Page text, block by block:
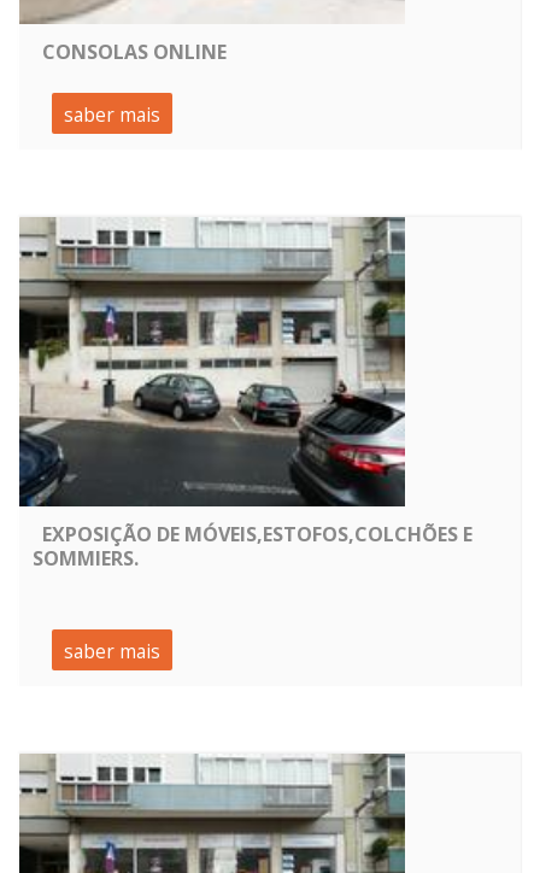
CONSOLAS ONLINE
saber mais
EXPOSIÇÃO DE MÓVEIS,ESTOFOS,COLCHÕES E
SOMMIERS.
saber mais